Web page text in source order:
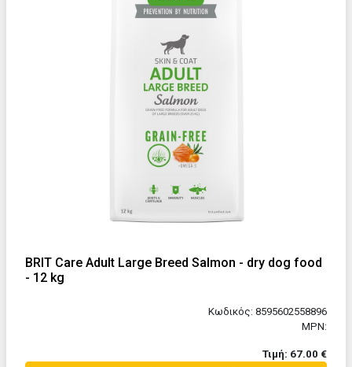
BRIT Care Adult Large Breed Salmon - dry dog food
- 12 kg
Κωδικός: 8595602558896
MPN:
Τιμή: 67.00 €